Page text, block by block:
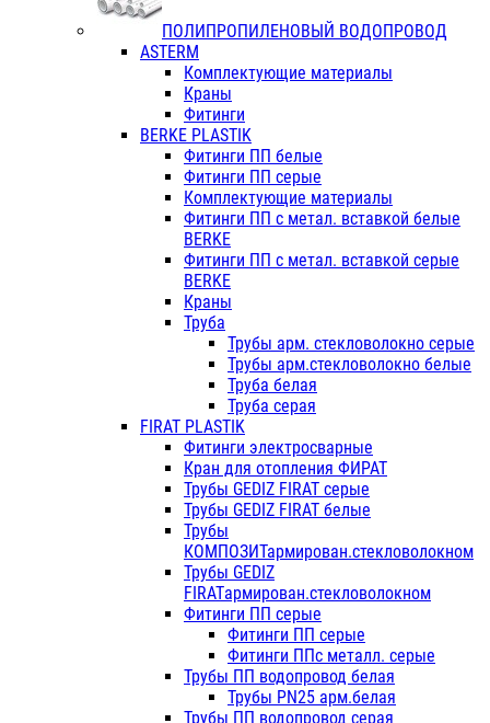
ПОЛИПРОПИЛЕНОВЫЙ ВОДОПРОВОД
ASTERM
Комплектующие материалы
Краны
Фитинги
BERKE PLASTIK
Фитинги ПП белые
Фитинги ПП серые
Комплектующие материалы
Фитинги ПП с метал. вставкой белые
BERKE
Фитинги ПП с метал. вставкой серые
BERKE
Краны
Труба
Трубы арм. стекловолокно серые
Трубы арм.стекловолокно белые
Труба белая
Труба серая
FIRAT PLASTIK
Фитинги электросварные
Кран для отопления ФИРАТ
Трубы GEDIZ FIRAT серые
Трубы GEDIZ FIRAT белые
Трубы
КОМПОЗИТармирован.стекловолокном
Трубы GEDIZ
FIRATармирован.стекловолокном
Фитинги ПП серые
Фитинги ПП серые
Фитинги ППс металл. серые
Трубы ПП водопровод белая
Трубы PN25 арм.белая
Трубы ПП водопровод серая